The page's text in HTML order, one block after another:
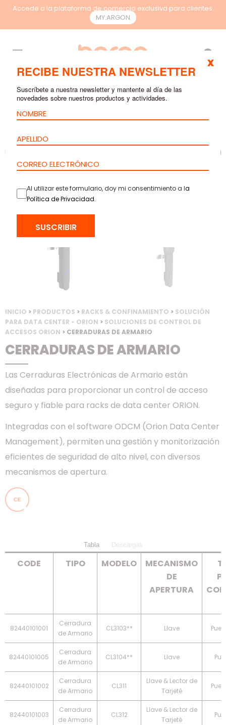
Accede a la plataforma de comercio exclusiva para clientes.
MY.ARGON
INICIO > PRODUCTOS > RACKS & CONFINAMIENTO > SOLUCIÓN
PARA DATA CENTER - ORION > SOLUCIONES DE CONTROL DE
ACCESOS ORION > CERRADURAS DE ARMARIO
CERRADURAS DE ARMARIO
Las Cerraduras Electrónicas de Armario están
diseñadas para proporcionar un control de acceso
seguro y fiable para racks de data center ORION.
Integradas con el software ODCM (Orion Data Center
Management), permiten una gestión y monitorización
eficientes de seguridad de alto nivel, con diversos
mecanismos de apertura.
Tabla Descargas
CODE TIPO MODELO
MECANISMO
DE
APERTURA
82440101001
Cerradura
de Armario
CL3103** Llave
82440101005
Cerradura
de Armario
CL3104** Llave
82440101002
Cerradura
de Armario
CL311
Llave & Lector de
Tarjeté
82440101003
Cerradura
de Armario
CL312
Llave & Lector de
Tarjeté
RECIBE NUESTRA NEWSLETTER
Suscríbete a nuestra newsletter y mantente al día de las
novedades sobre nuestros productos y actividades.
Al utilizar este formulario, doy mi consentimiento a la
Política de Privacidad.
SUSCRIBIR
x